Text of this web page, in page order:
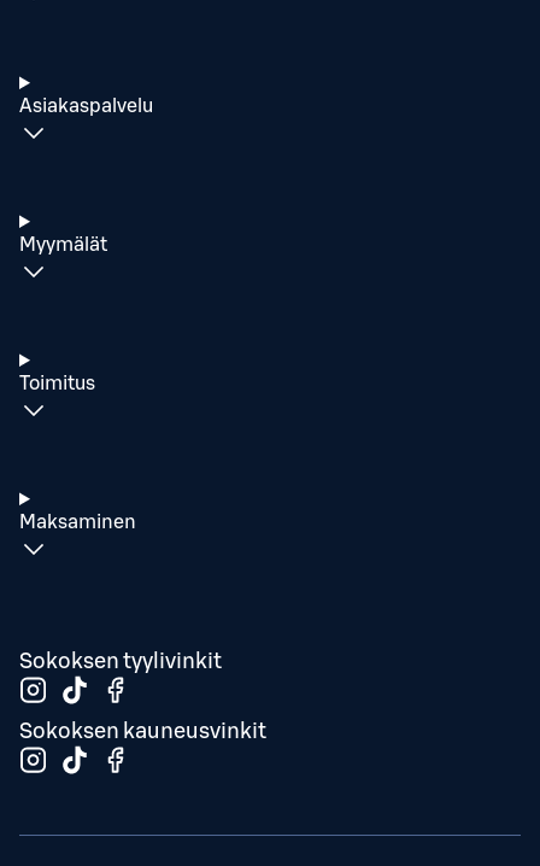
Asiakaspalvelu
Myymälät
Toimitus
Maksaminen
Sokoksen tyylivinkit
Sokoksen kauneusvinkit